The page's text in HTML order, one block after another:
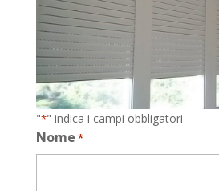
"*" indica i campi obbligatori
Nome *